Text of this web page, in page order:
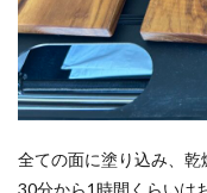
全ての面に塗り込み、乾
30分から1時間くらいは